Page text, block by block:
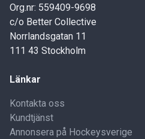
Org.nr: 559409-9698
c/o Better Collective
Norrlandsgatan 11
111 43 Stockholm
Länkar
Kontakta oss
Kundtjänst
Annonsera på Hockeysverige